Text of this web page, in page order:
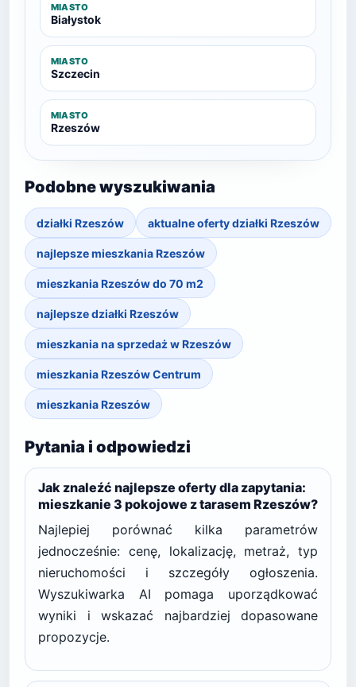
MIASTO
Białystok
MIASTO
Szczecin
MIASTO
Rzeszów
Podobne wyszukiwania
działki Rzeszów aktualne oferty działki Rzeszów
najlepsze mieszkania Rzeszów
mieszkania Rzeszów do 70 m2
najlepsze działki Rzeszów
mieszkania na sprzedaż w Rzeszów
mieszkania Rzeszów Centrum
mieszkania Rzeszów
Pytania i odpowiedzi
Jak znaleźć najlepsze oferty dla zapytania:
mieszkanie 3 pokojowe z tarasem Rzeszów?
Najlepiej porównać kilka parametrów
jednocześnie: cenę, lokalizację, metraż, typ
nieruchomości i szczegóły ogłoszenia.
Wyszukiwarka AI pomaga uporządkować
wyniki i wskazać najbardziej dopasowane
propozycje.